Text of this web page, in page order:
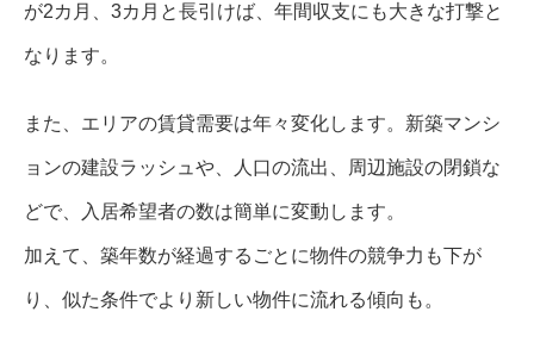
が2カ月、3カ月と長引けば、年間収支にも大きな打撃と
なります。
また、エリアの賃貸需要は年々変化します。新築マンシ
ョンの建設ラッシュや、人口の流出、周辺施設の閉鎖な
どで、入居希望者の数は簡単に変動します。
加えて、築年数が経過するごとに物件の競争力も下が
り、似た条件でより新しい物件に流れる傾向も。